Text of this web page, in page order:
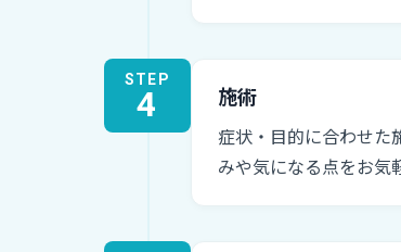
STEP
4 施術
症状・目的に合わせた
みや気になる点をお気